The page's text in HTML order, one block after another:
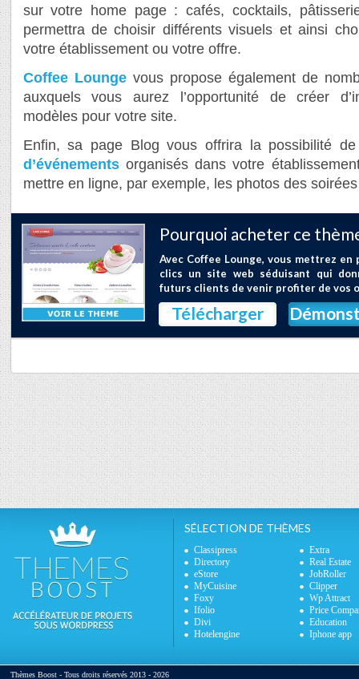
sur votre home page : cafés, cocktails,
permettra de choisir différents visuels et ainsi
votre établissement ou votre offre.
Coffee Loungevous propose également de
auxquels vous aurez l’opportunité de créer
modèles pour votre site.
Enfin, sa page Blog vous offrira la possibilité
d’événementsorganisés dans votre
mettre en ligne, par exemple, les photos des
Pourquoi acheter ce
Avec Coffee Lounge, vous mettrez en
clics un site web séduisant qui
futurs clients de venir profiter de vos
Télécharger
SÉLECTION DE THÈMES
Classipress
Extra
Directory
Real Estate
eStore
JobRoller
MyCuisine
Clipper
Foxy
Wp Attract
Ifolio
Price
Divi
Education
Hotelengine
Iphone app
Thèmes Boost - Tous droits réservés 2013 - 2026